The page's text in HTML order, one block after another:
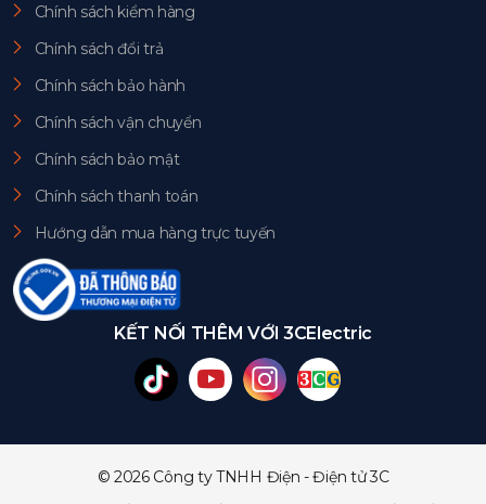
Chính sách kiểm hàng
Chính sách đổi trả
Chính sách bảo hành
Chính sách vận chuyển
Chính sách bảo mật
Chính sách thanh toán
Hướng dẫn mua hàng trực tuyến
KẾT NỐI THÊM VỚI 3CElectric
© 2026 Công ty TNHH Điện - Điện tử 3C